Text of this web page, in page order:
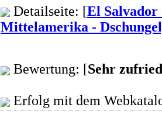
Detailseite: [El Salvador
Mittelamerika -
Bewertung: [Sehr
Erfolg mit dem